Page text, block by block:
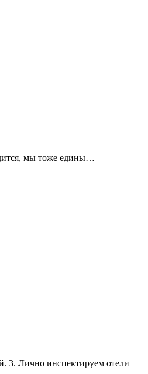
мы тоже едины…
3. Лично инспектируем отели